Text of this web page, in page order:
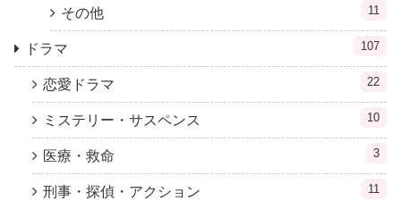
その他 11
ドラマ 107
恋愛ドラマ 22
ミステリー・サスペンス 10
医療・救命 3
刑事・探偵・アクション 11